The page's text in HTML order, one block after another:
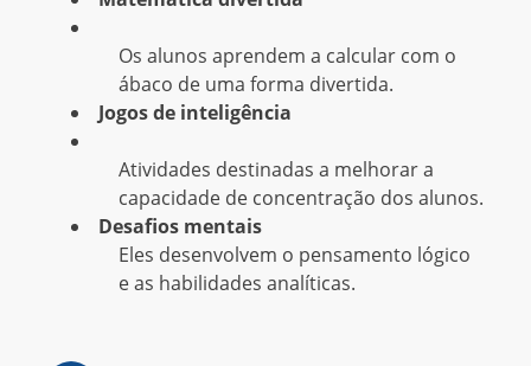
Os alunos aprendem a calcular com o
ábaco de uma forma divertida.
Jogos de inteligência
Atividades destinadas a melhorar a
capacidade de concentração dos alunos.
Desafios mentais
Eles desenvolvem o pensamento lógico
e as habilidades analíticas.